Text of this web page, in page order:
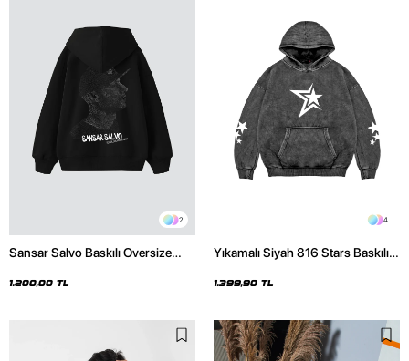
2
Sansar Salvo Baskılı Oversize
1.200,00 TL
4
Yıkamalı Siyah 816 Stars Baskılı
1.399,90 TL